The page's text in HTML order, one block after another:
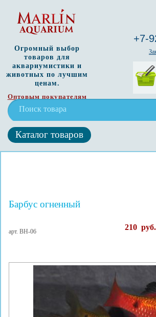
+7-
Огромный выбор
товаров для
аквариумистики и
животных по лучшим
ценам.
Оптовым покупателям
Каталог товаров
Барбус огненный
арт. BH-06 210 руб.